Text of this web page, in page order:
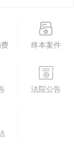
终本案件
法院公告